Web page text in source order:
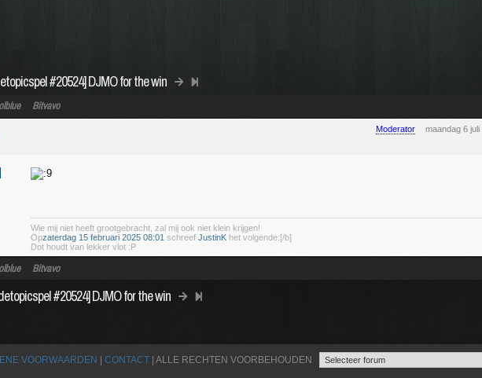
#20524] DJMO for the win
Bitvavo
Moderator maandag 6
Wie mij niet heeft grootgebracht, zal mij ook niet klein krijgen!
Opzaterdag 15 februari 2025 08:01 schreef JustinK het volgende:[/b]
Dot houdt van lekker vlot :P
Bitvavo
#20524] DJMO for the win
VOORWAARDEN CONTACT | ALLE RECHTEN VOORBEHOUDEN